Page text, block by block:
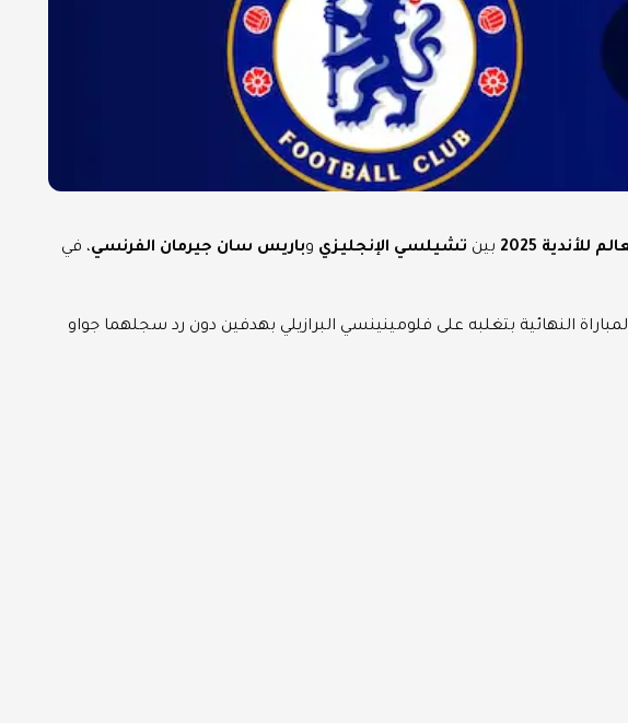
للأندية 2025 بين تشيلسي الإنجليزي وباريس سان جيرمان الفرنسي، في
النهائية بتغلبه على فلومينينسي البرازيلي بهدفين دون رد سجلهما جواو